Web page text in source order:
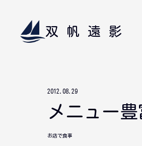
双帆遠影
2012.08.29
メニュー
お店で食事